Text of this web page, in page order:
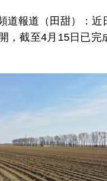
報道（田甜）：近
，截至4月15日已完